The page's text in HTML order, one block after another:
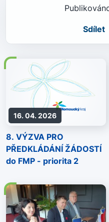
Sdílet
16. 04. 2026
8. VÝZVA PRO
PŘEDKLÁDÁNÍ ŽÁDOSTÍ
do FMP - priorita 2